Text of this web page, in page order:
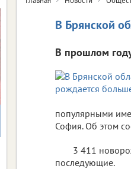
В Брянской
В прошлом
популярными
София. Об этом
3 411
последующие.